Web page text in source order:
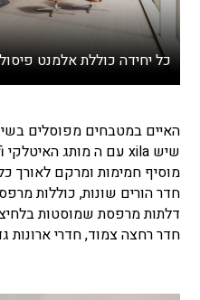
כל יחידה כוללת אלמנט
האיים במטבחים מפוסלים
מוסיף חמימות ומרקם לאורך
חדר הורים שונות, כוללות
דלתות מרפסת שמוסטות
חדר רחצה צמוד, חדרי ארונות